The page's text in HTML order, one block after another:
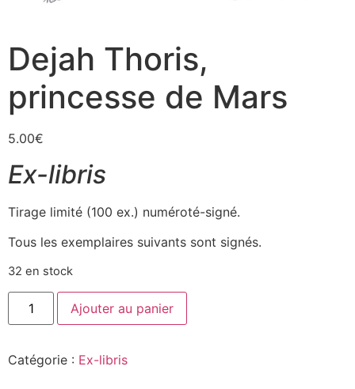
Dejah Thoris,
princesse de Mars
5.00€
Ex-libris
Tirage limité (100 ex.) numéroté-signé.
Tous les exemplaires suivants sont signés.
32 en stock
Ajouter au panier
Catégorie : Ex-libris